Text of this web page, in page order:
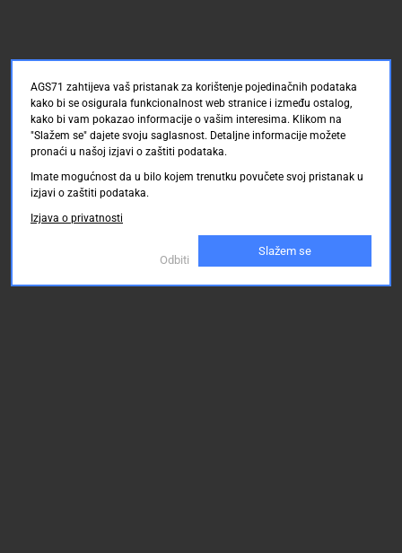
AGS71 zahtijeva vaš pristanak za korištenje pojedinačnih podataka
kako bi se osigurala funkcionalnost web stranice i između ostalog,
kako bi vam pokazao informacije o vašim interesima. Klikom na
"Slažem se" dajete svoju saglasnost. Detaljne informacije možete
pronaći u našoj izjavi o zaštiti podataka.
Imate mogućnost da u bilo kojem trenutku povučete svoj pristanak u
izjavi o zaštiti podataka.
Izjava o privatnosti
Odbiti
Slažem se